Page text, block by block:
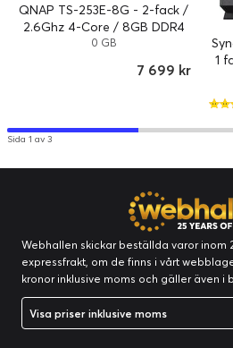
Ljusare. Smidigare. Du
När du navigerar i QTS 5 kommer
uppmärksamhet på detaljer för en
Njut av en smidigare NAS-
hitta dina favoritappar snabbare.
QNAP TS-253E-8G - 2-fack /
2.6Ghz 4-Core / 8GB DDR4
0 GB
7 699 kr
1
Sida 1 av 3
Webhallen skickar beställda varor inom
expressfrakt, om de finns i vårt
kronor inklusive moms och gäller även i
Visa priser inklusive moms